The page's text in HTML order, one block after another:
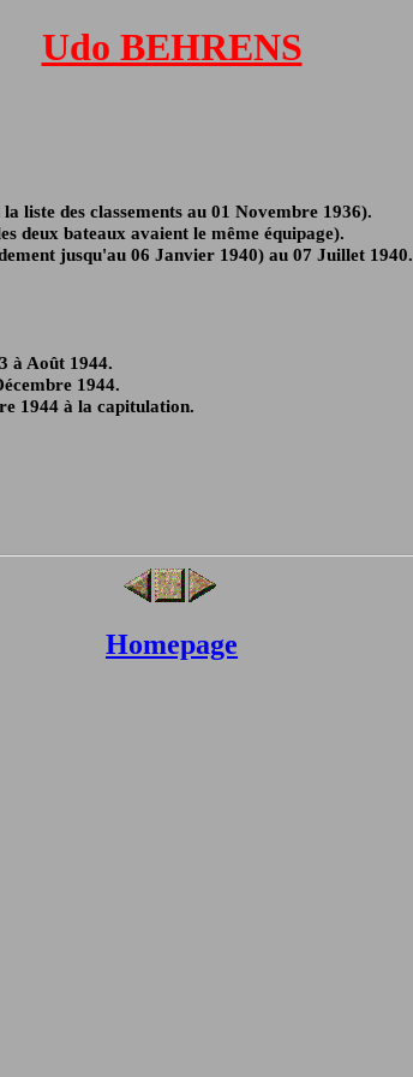
Udo BEHRENS
liste des classements au 01 Novembre 1936).
deux bateaux avaient le même équipage).
jusqu'au 06 Janvier 1940) au 07 Juillet 1940.
à Août 1944.
1944.
1944 à la capitulation.
Homepage